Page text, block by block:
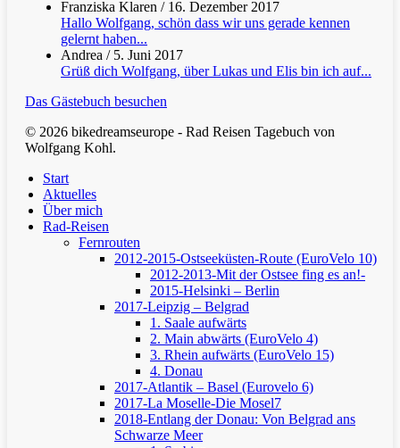
Franziska Klaren / 16. Dezember 2017
Hallo Wolfgang, schön dass wir uns gerade kennen
gelernt haben...
Andrea / 5. Juni 2017
Grüß dich Wolfgang, über Lukas und Elis bin ich auf...
Das Gästebuch besuchen
© 2026 bikedreamseurope - Rad Reisen Tagebuch von
Wolfgang Kohl.
Start
Aktuelles
Über mich
Rad-Reisen
Fernrouten
2012-2015-Ostseeküsten-Route (EuroVelo 10)
2012-2013-Mit der Ostsee fing es an!-
2015-Helsinki – Berlin
2017-Leipzig – Belgrad
1. Saale aufwärts
2. Main abwärts (EuroVelo 4)
3. Rhein aufwärts (EuroVelo 15)
4. Donau
2017-Atlantik – Basel (Eurovelo 6)
2017-La Moselle-Die Mosel7
2018-Entlang der Donau: Von Belgrad ans
Schwarze Meer